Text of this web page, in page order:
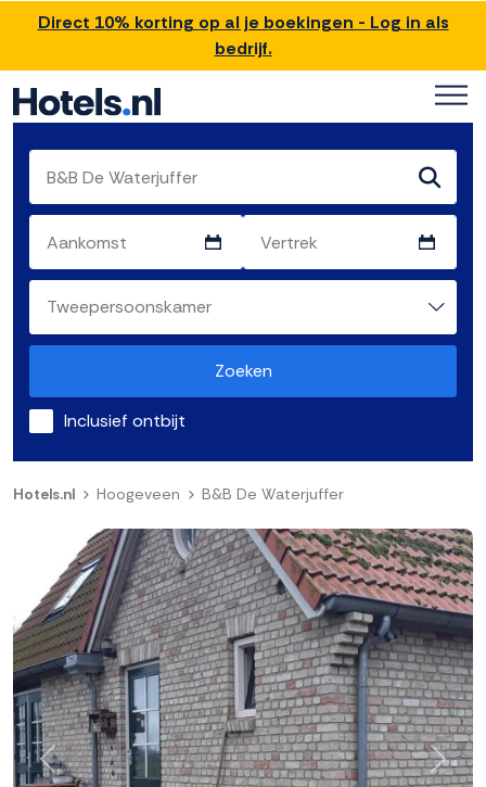
Direct 10% korting op al je boekingen - Log in als
bedrijf.
Zoeken
Inclusief ontbijt
Hotels.nl Hoogeveen B&B De Waterjuffer